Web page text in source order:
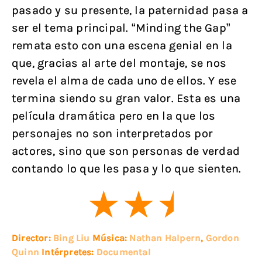
pasado y su presente, la paternidad pasa a
ser el tema principal. “Minding the Gap”
remata esto con una escena genial en la
que, gracias al arte del montaje, se nos
revela el alma de cada uno de ellos. Y ese
termina siendo su gran valor. Esta es una
película dramática pero en la que los
personajes no son interpretados por
actores, sino que son personas de verdad
contando lo que les pasa y lo que sienten.
Director: Bing Liu Música: Nathan Halpern, Gordon
Quinn Intérpretes: Documental